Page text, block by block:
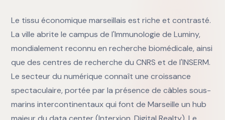
Le tissu économique marseillais est riche et contrasté.
La ville abrite le campus de l'Immunologie de Luminy,
mondialement reconnu en recherche biomédicale, ainsi
que des centres de recherche du CNRS et de l'INSERM.
Le secteur du numérique connaît une croissance
spectaculaire, portée par la présence de câbles sous-
marins intercontinentaux qui font de Marseille un hub